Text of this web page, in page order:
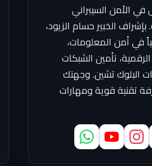
في الأمن السيبراني
بإشراف الخبير حسام الزيود،
في أمن المعلومات،
الرقمية، تأمين الشبكات
البلوك تشين. وجهتك
تقنية قوية ومهارات